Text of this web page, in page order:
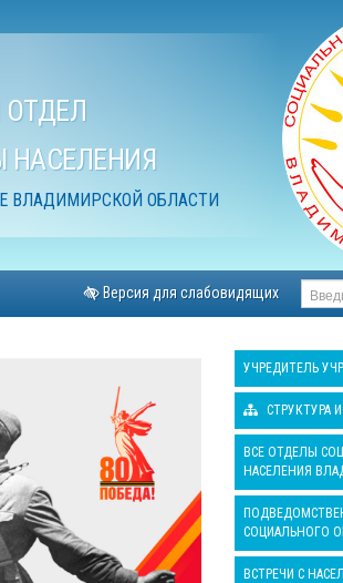
ВЛАДИМИРСКОЙ ОБЛАСТИ
Версия для слабовидящих
УЧРЕДИТЕЛЬ
СТРУКТУРА
ВСЕ ОТДЕЛЫ
НАСЕЛЕНИЯ
СОЦИАЛЬНОГО
ВСТРЕЧИ С